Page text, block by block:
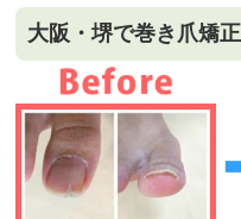
大阪・堺で巻き爪矯